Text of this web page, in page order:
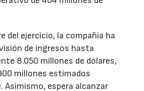
del ejercicio, la compañía ha
de ingresos hasta
8.050 millones de dólares,
millones estimados
Asimismo, espera alcanzar